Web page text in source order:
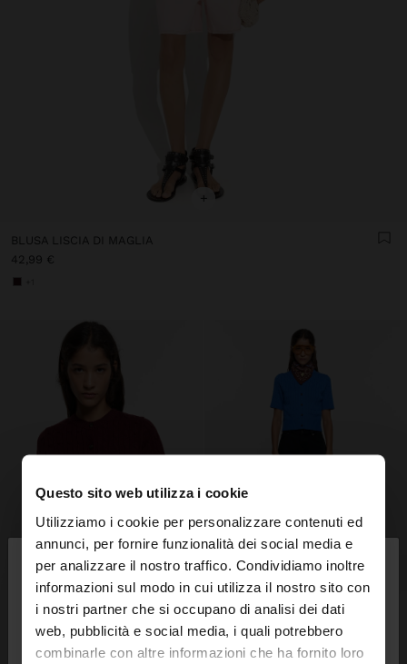
Questo sito web utilizza i cookie
Utilizziamo i cookie per personalizzare contenuti ed
annunci, per fornire funzionalità dei social media e
per analizzare il nostro traffico. Condividiamo inoltre
informazioni sul modo in cui utilizza il nostro sito con
i nostri partner che si occupano di analisi dei dati
web, pubblicità e social media, i quali potrebbero
combinarle con altre informazioni che ha fornito loro
ciao ×
Stai accedendo al sito da Italia. Vuoi navigare sul
nostro sito United States?
+
BLUSA LISCIA DI MAGLIA
42,99 €